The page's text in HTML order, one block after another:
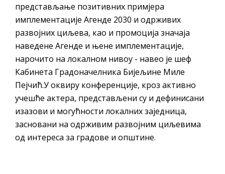
представљање позитивних примјера
имплементације Агенде 2030 и одрживих
развојних циљева, као и промоција значаја
наведене Агенде и њене имплементације,
нарочито на локалном нивоу - навео је шеф
Кабинета Градоначелника Бијељине Миле
Пејчић.У оквиру конференције, кроз активно
учешће актера, представљени су и дефинисани
изазови и могућности локалних заједница,
засновани на одрживим развојним циљевима
од интереса за градове и општине.